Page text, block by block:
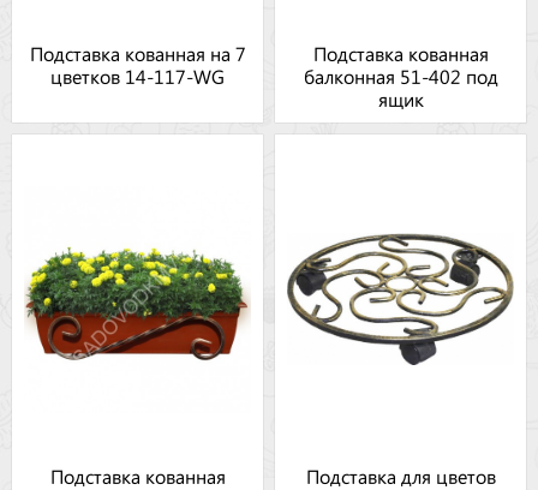
Подставка кованная на 7
цветков 14-117-WG
Подставка кованная
балконная 51-402 под
ящик
Подставка кованная
Подставка для цветов